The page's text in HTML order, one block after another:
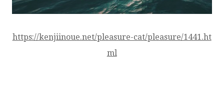
https://kenjiinoue.net/pleasure-cat/pleasure/1441.ht
ml